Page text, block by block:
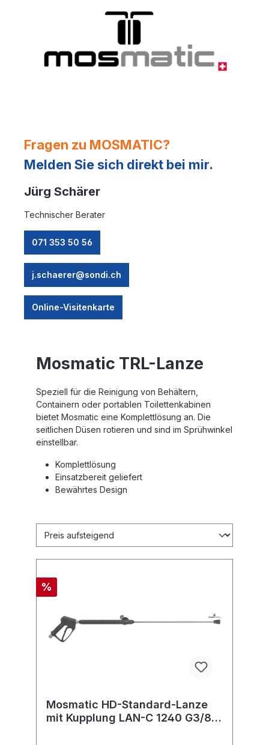
Fragen zu MOSMATIC?
Melden Sie sich direkt bei mir.
Jürg Schärer
Technischer Berater
071 353 50 56
j.schaerer@sondi.ch
Online-Visitenkarte
Mosmatic TRL-Lanze
Speziell für die Reinigung von Behältern,
Containern oder portablen Toilettenkabinen
bietet Mosmatic eine Komplettlösung an. Die
seitlichen Düsen rotieren und sind im Sprühwinkel
einstellbar.
Komplettlösung
Einsatzbereit geliefert
Bewährtes Design
%
Mosmatic HD-Standard-Lanze
mit Kupplung LAN-C 1240 G3/8"-